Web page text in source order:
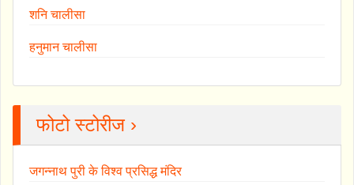
शनि चालीसा
हनुमान चालीसा
फोटो स्टोरीज ›
जगन्नाथ पुरी के विश्व प्रसिद्ध मंदिर